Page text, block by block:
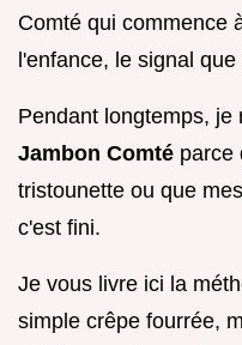
Comté qui commence
l'enfance, le signal
Pendant longtemps, je
Jambon Comté parce
tristounette ou que
c'est fini.
Je vous livre ici la
simple crêpe fourrée,